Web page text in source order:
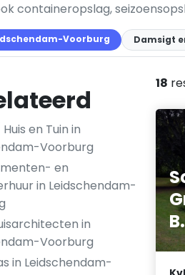
containeropslag,
Voorburg Damsigt
en Tuin in
Voorburg
en
in Leidschendam-
in
Voorburg
in Leidschendam-
18